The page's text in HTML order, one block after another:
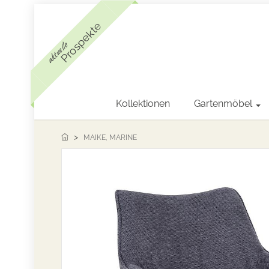
aktuelleProspekte
Kollektionen Gartenmöbel
MAIKE, MARINE